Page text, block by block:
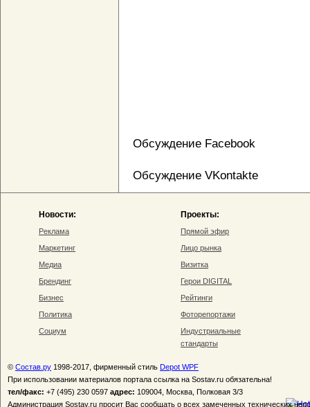
Обсуждение Facebook
Обсуждение VKontakte
Новости:
Реклама
Маркетинг
Медиа
Брендинг
Бизнес
Политика
Социум
Проекты:
Прямой эфир
Лицо рынка
Визитка
Герои DIGITAL
Рейтинги
Фоторепортажи
Индустриальные
стандарты
© Состав.ру 1998-2017, фирменный стиль Depot WPF
При использовании материалов портала ссылка на Sostav.ru обязательна!
тел/факс: +7 (495) 230 0597 адрес: 109004, Москва, Полковая 3/3
Администрация Sostav.ru просит Вас сообщать о всех замеченных технических